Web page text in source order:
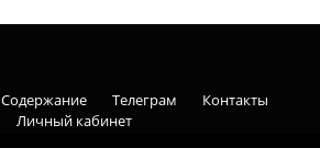
Содержание Телеграм
Контакты
Личный кабинет